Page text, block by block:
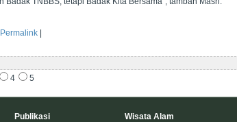
Permalink
4 5
Publikasi
Wisata Alam